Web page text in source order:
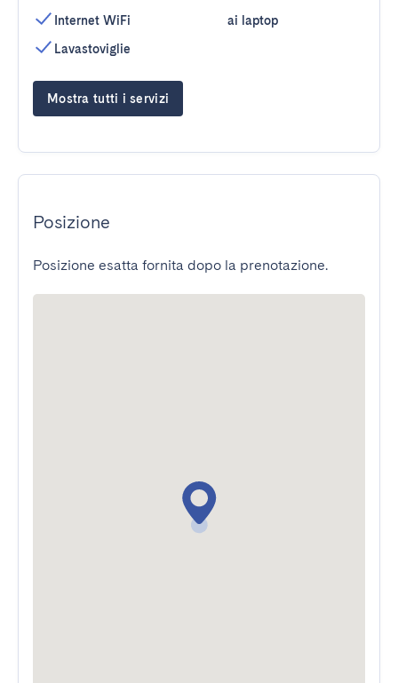
Internet WiFi
Lavastoviglie
ai laptop
Mostra tutti i servizi
Posizione
Posizione esatta fornita dopo la prenotazione.